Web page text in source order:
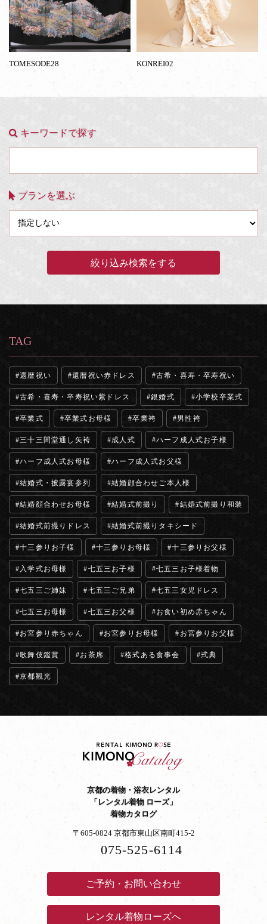
TOMESODE28 KONREI02
キーワードで探す
プランを選ぶ
TAG
還暦祝い 還暦祝い赤ドレス 古希・喜寿・卒寿祝い
古希・喜寿・卒寿祝い紫ドレス 銀婚式 小学校卒業式
卒業式 卒業式お母様 卒業袴 男性袴
三十三間堂通し矢袴 成人式 ハーフ成人式お子様
ハーフ成人式お母様 ハーフ成人式お父様
結婚式・披露宴参列 結婚顔合わせご本人様
結婚顔合わせお母様 結婚式前撮り 結婚式前撮り和装
結婚式前撮りドレス 結婚式前撮りタキシード
十三参りお子様 十三参りお母様 十三参りお父様
入学式お母様 七五三お子様 七五三お子様着物
七五三ご姉妹 七五三ご兄弟 七五三女児ドレス
七五三お母様 七五三お父様 お食い初め赤ちゃん
お宮参り赤ちゃん お宮参りお母様 お宮参りお父様
歌舞伎鑑賞 お茶席 格式ある食事会 式典
京都観光
京都の着物・浴衣レンタル
「レンタル着物 ローズ」
着物カタログ
〒605-0824 京都市東山区南町415-2
075-525-6114
ご予約・お問い合わせ
レンタル着物ローズへ